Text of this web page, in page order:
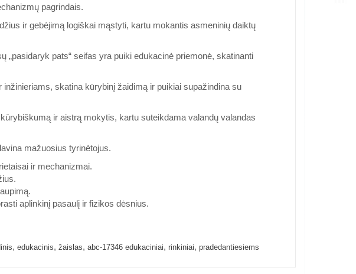
pagrindais.
ir gebėjimą logiškai mąstyti, kartu mokantis asmeninių daiktų
„pasidaryk pats“ seifas yra puiki edukacinė priemonė, skatinanti
skatina kūrybinį žaidimą ir puikiai supažindina su
ir aistrą mokytis, kartu suteikdama valandų valandas
mažuosius tyrinėtojus.
ir mechanizmai.
aplinkinį pasaulį ir fizikos dėsnius.
, edukacinis, žaislas, abc-17346 edukaciniai, rinkiniai, pradedantiesiems